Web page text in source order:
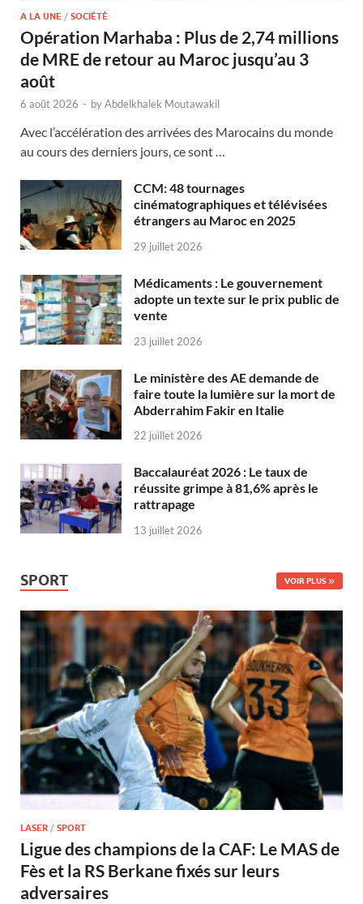
A LA UNE / SOCIÉTÉ
Opération Marhaba : Plus de 2,74 millions
de MRE de retour au Maroc jusqu’au 3
août
6 août 2026 - byAbdelkhalek Moutawakil
Avec l’accélération des arrivées des Marocains du monde
au cours des derniers jours, ce sont …
CCM: 48 tournages
cinématographiques et télévisées
étrangers au Maroc en 2025
29 juillet 2026
Médicaments : Le gouvernement
adopte un texte sur le prix public de
vente
23 juillet 2026
Le ministère des AE demande de
faire toute la lumière sur la mort de
Abderrahim Fakir en Italie
22 juillet 2026
Baccalauréat 2026 : Le taux de
réussite grimpe à 81,6% après le
rattrapage
13 juillet 2026
SPORT VOIR PLUS
LASER / SPORT
Ligue des champions de la CAF: Le MAS de
Fès et la RS Berkane fixés sur leurs
adversaires